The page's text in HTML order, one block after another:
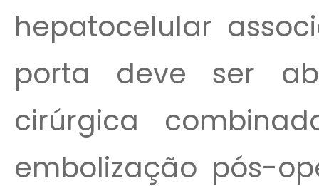
hepatocelular
porta deve ser
cirúrgica
embolização pós-